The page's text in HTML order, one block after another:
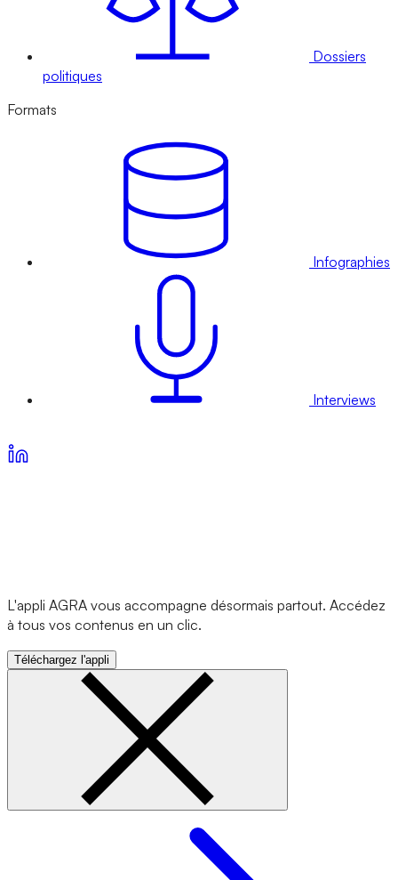
Dossiers
politiques
Formats
Infographies
Interviews
L'appli AGRA vous accompagne désormais partout. Accédez
à tous vos contenus en un clic.
Téléchargez l'appli